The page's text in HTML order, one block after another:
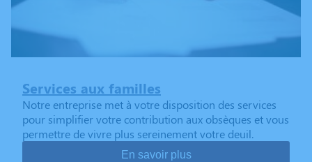
Services aux familles
Notre entreprise met à votre disposition des services
pour simplifier votre contribution aux obsèques et vous
permettre de vivre plus sereinement votre deuil.
En savoir plus